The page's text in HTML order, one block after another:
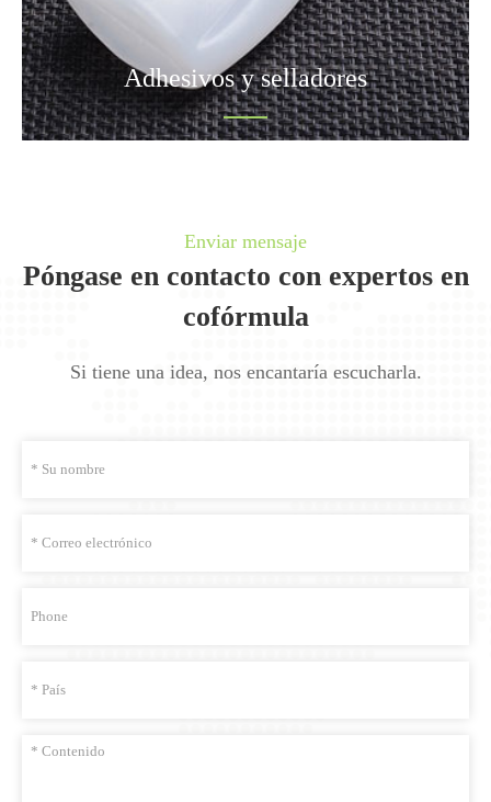
Adhesivos y selladores
Enviar mensaje
Póngase en contacto con expertos en
cofórmula
Si tiene una idea, nos encantaría escucharla.